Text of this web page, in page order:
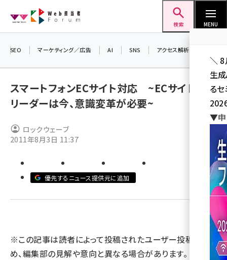
ン
検索 MENU
ai (2811)
note (2315)
llmo (1166)
SEO マーケティング／広告 AI SNS アクセス解析／データ分析
スマートフォンECサイト対応 ~ECサイト運営
リーダーは今、意識変革が必要~
ロックウェーブ
2011年8月3日 11:37
優先するニュース提供元に追加
※この記事は読者によって投稿されたユーザー投稿のた
め、編集部の見解や意向と異なる場合があります。 また、
＼ 8
生
る
▼申